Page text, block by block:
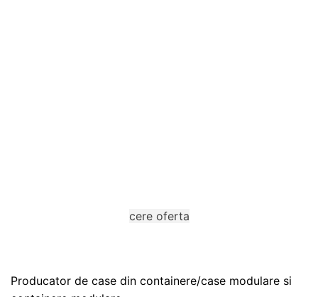
cere oferta
Producator de case din containere/case modulare si